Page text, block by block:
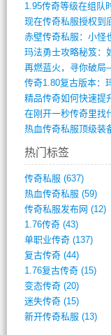
1.95传奇等级在组队
赤壁传奇私服：小怪
在刚开一秒传奇里找
热门标签
传奇私服 (637)
热血传奇私服 (59)
传奇私服发布网 (12)
1.76传奇(43)
单职业传奇(137)
复古传奇(44)
1.76复古传奇(15)
变态传奇(20)
迷失传奇(15)
新开传奇私服 (13)